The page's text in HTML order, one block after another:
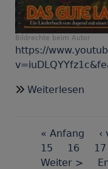
Bildrechte beim Autor
https://
Weiterlesen
mich
zum
First
page
« Anfang ‹
Seite
15 Seite
16 17
Nächste
Weiter >